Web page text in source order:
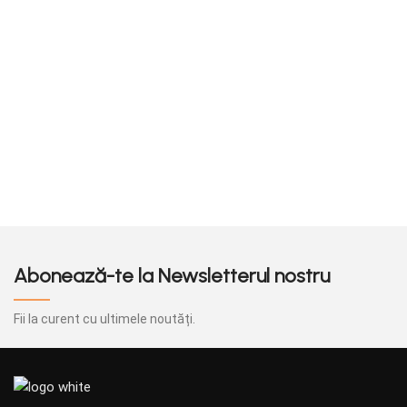
Abonează-te la Newsletterul nostru
Fii la curent cu ultimele noutăți.